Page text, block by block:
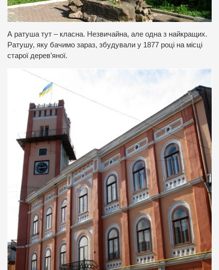
А ратуша тут – класна. Незвичайна, але одна з найкращих.
Ратушу, яку бачимо зараз, збудували у 1877 році на місці
старої дерев’яної.